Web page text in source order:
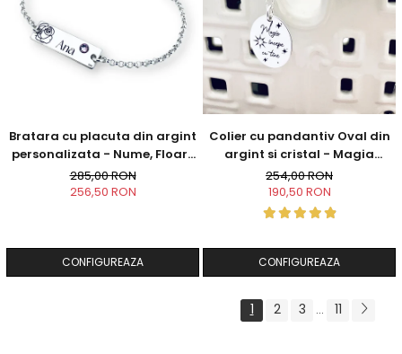
Bratara cu placuta din argint
personalizata - Nume, Floare
& Cristal
285,00 RON
256,50 RON
CONFIGUREAZA
Colier cu pandantiv Oval din
argint si cristal - Magia
incepe cu tine
254,00 RON
190,50 RON
CONFIGUREAZA
1 2 3 ... 11